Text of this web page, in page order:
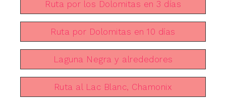
Ruta por los Dolomitas en 3 días
Ruta por Dolomitas en 10 días
Laguna Negra y alrededores
Ruta al Lac Blanc, Chamonix